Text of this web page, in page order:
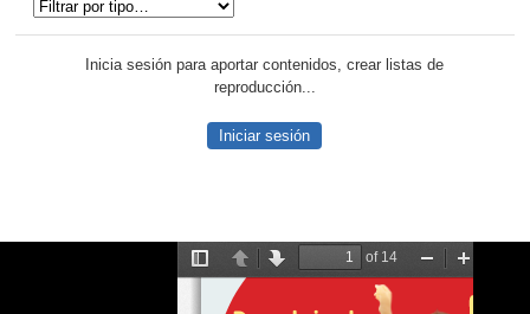
Inicia sesión para aportar contenidos, crear listas de
reproducción...
Iniciar sesión